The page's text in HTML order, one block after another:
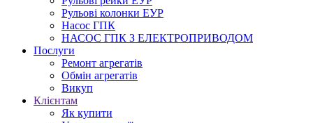
Рульові колонки ЕУР
Насос ГПК
НАСОС ГПК З ЕЛЕКТРОПРИВОДОМ
Послуги
Ремонт агрегатів
Обмін агрегатів
Викуп
Клієнтам
Як купити